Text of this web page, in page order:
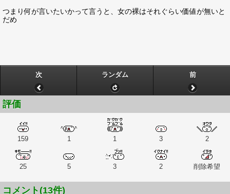
つまり何が言いたいかって言うと、女の裸はそれぐらい価値が無いと
だめ
次 ランダム 前
評価
159 1 1 3 2
25 5 3 2 削除希望
コメント(13件)